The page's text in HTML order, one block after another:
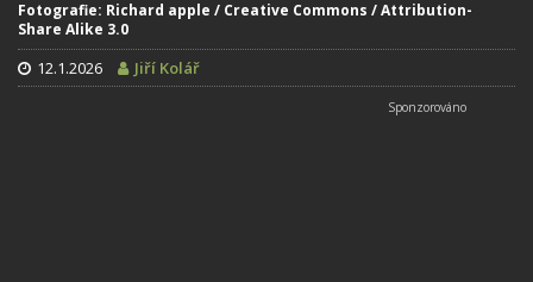
Fotografie: Richard apple / Creative Commons / Attribution-
Share Alike 3.0
12.1.2026 Jiří Kolář